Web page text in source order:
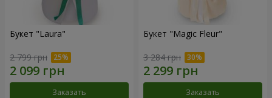
Букет "Laura"
2 799 грн
Заказать
Букет "Magic Fleur"
3 284 грн
Заказать